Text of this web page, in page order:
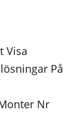
Visa
På
Nr